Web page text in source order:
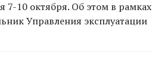
7-10 октября. Об этом в рамках
Управления эксплуатации